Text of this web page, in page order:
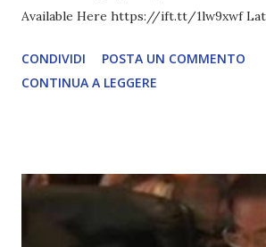
Available Here https://ift.tt/1lw9xwf
COMPLETO - fonte
CONDIVIDI
POSTA UN COMMENTO
CONTINUA A LEGGERE